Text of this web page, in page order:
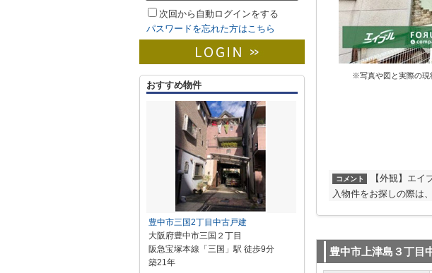
※写真や図と実際の現
コメント
【外観】エ
入物件をお探しの際は
豊中市上津島３丁目
次回から自動ログインをする
パスワードを忘れた方はこちら
おすすめ物件
豊中市三国2丁目中古戸建
大阪府豊中市三国２丁目
阪急宝塚本線「三国」駅 徒歩9分
築21年